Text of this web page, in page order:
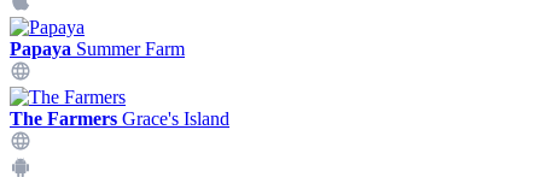
Papaya Summer Farm
The Farmers Grace's Island